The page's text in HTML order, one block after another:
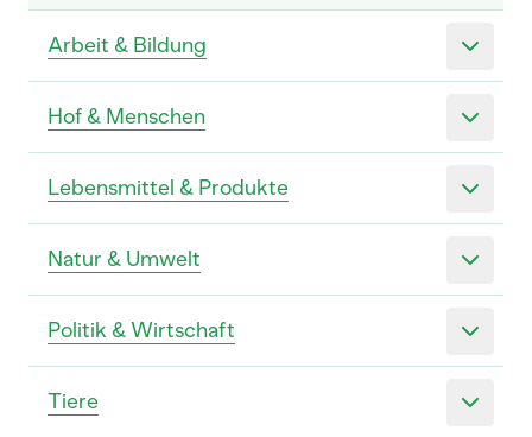
Arbeit & Bildung
Hof & Menschen
Lebensmittel & Produkte
Natur & Umwelt
Politik & Wirtschaft
Tiere